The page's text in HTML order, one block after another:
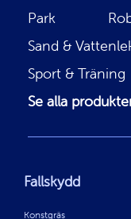
Park
Sand &
Sport & Träning
Se alla
Fallskydd
Konstgräs